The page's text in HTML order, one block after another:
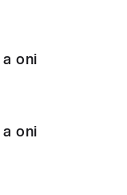
oni
oni